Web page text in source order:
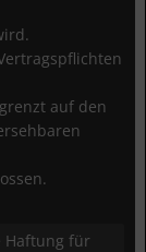
auf den
Haftung für